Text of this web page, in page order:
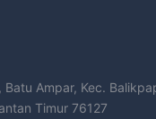
Ampar, Kec.
Timur 76127